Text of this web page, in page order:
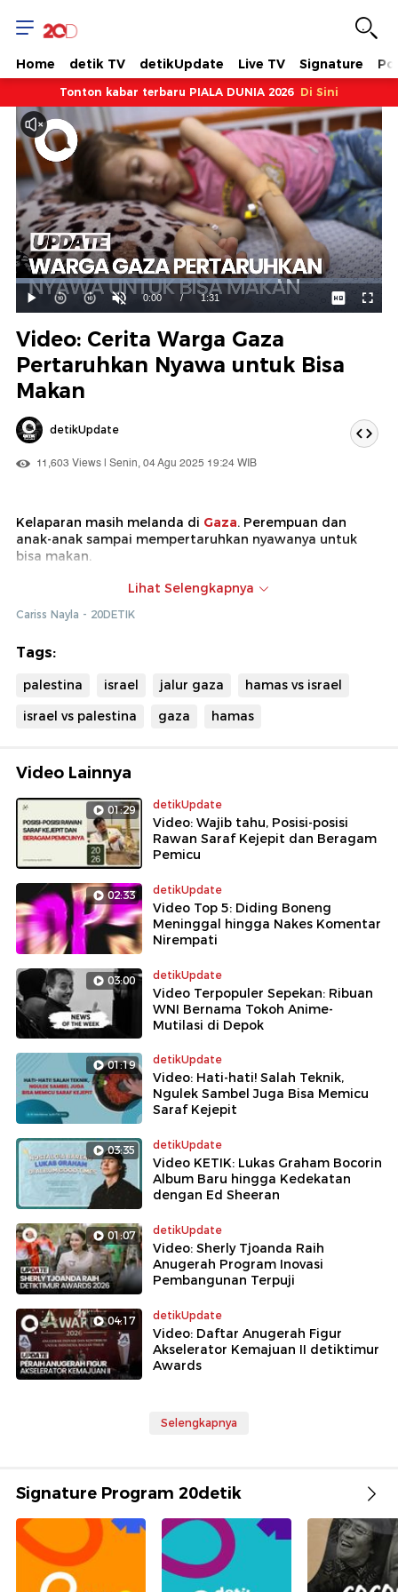
Home detik TV detikUpdate Live TV Signature
Tonton kabar terbaru PIALA DUNIA 2026 Di Sini
Mainkan
Suara
Hidup
Waktu
0:00 / Durasi
1:31
Dimuat:
71.72%
Video: Cerita Warga Gaza
Pertaruhkan Nyawa untuk Bisa
Makan
detikUpdate
11,603 Views | Senin, 04 Agu 2025 19:24 WIB
Kelaparan masih melanda di Gaza. Perempuan dan
anak-anak sampai mempertaruhkan nyawanya untuk
bisa makan.
PBB menyatakan lebih dari 100 orang tewas dalam dua
menghampiri pendistribusian makanan.
Lihat Selengkapnya
Cariss Nayla - 20DETIK
Tags:
palestina israel jalur gaza
hamas vs israel
israel vs palestina
gaza hamas
Video Lainnya
01:29 detikUpdate
Video: Wajib tahu, Posisi-posisi
Rawan Saraf Kejepit dan Beragam
Pemicu
02:33 detikUpdate
Video Top 5: Diding Boneng
Meninggal hingga Nakes Komentar
Nirempati
03:00 detikUpdate
Video Terpopuler Sepekan: Ribuan
WNI Bernama Tokoh Anime-
Mutilasi di Depok
01:19 detikUpdate
Video: Hati-hati! Salah Teknik,
Ngulek Sambel Juga Bisa Memicu
Saraf Kejepit
03:35 detikUpdate
Video KETIK: Lukas Graham Bocorin
Album Baru hingga Kedekatan
dengan Ed Sheeran
01:07 detikUpdate
Video: Sherly Tjoanda Raih
Anugerah Program Inovasi
Pembangunan Terpuji
04:17 detikUpdate
Video: Daftar Anugerah Figur
Akselerator Kemajuan II detiktimur
Awards
Selengkapnya
Signature Program 20detik